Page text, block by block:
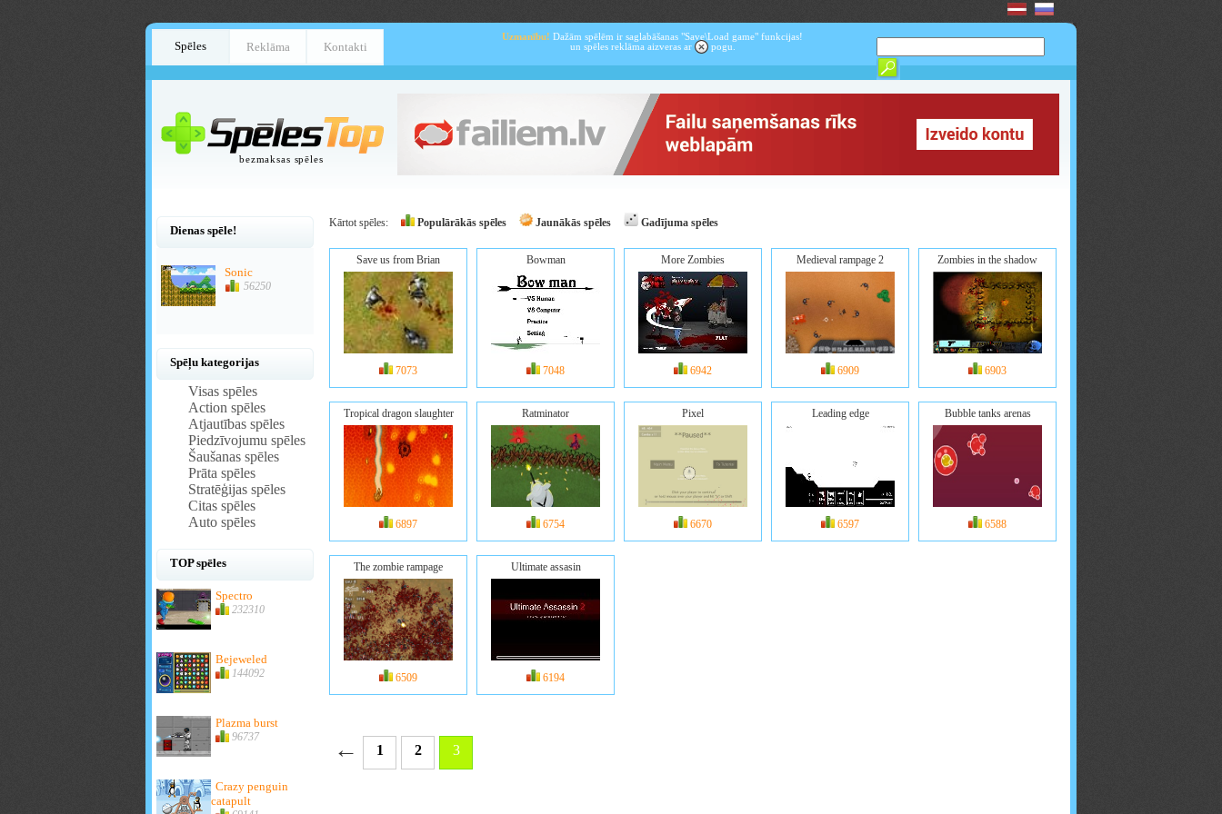
Spēles Reklāma Kontakti
Uzmanību! Dažām spēlēm ir saglabāšanas "Save\Load game" funkcijas!
un spēles reklāma aizveras ar
pogu.
bezmaksas spēles
Dienas spēle!
Sonic
56250
Spēļu kategorijas
Visas spēles
Action spēles
Atjautības spēles
Piedzīvojumu spēles
Šaušanas spēles
Prāta spēles
Stratēģijas spēles
Citas spēles
Auto spēles
TOP spēles
Spectro
232310
Bejeweled
144092
Plazma burst
96737
Crazy penguin
catapult
Kārtot spēles: Populārākās spēles Jaunākās spēles Gadījuma spēles
Save us from Brian
7073
Bowman
7048
More Zombies
6942
Medieval rampage 2
6909
Zombies in the shadow
6903
Tropical dragon slaughter
6897
Ratminator
6754
Pixel
6670
Leading edge
6597
Bubble tanks arenas
6588
The zombie rampage
6509
Ultimate assasin
6194
← 1 2 3